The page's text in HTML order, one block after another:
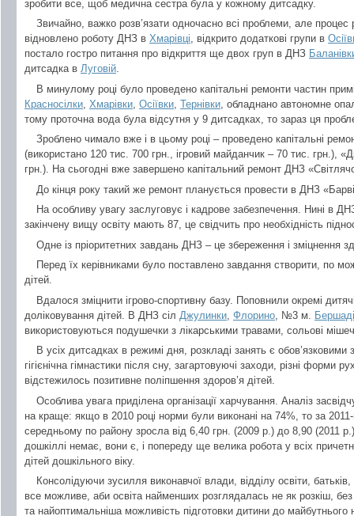
зробити все, щоб медична сестра була у кожному дитсадку.
Звичайно, важко розв’язати одночасно всі проблеми, але процес
відновлено роботу ДНЗ в Хмарівці, відкрито додаткові групи в
постало гостро питання про відкриття ще двох груп в ДНЗ
дитсадка в Луговій.
В минулому році було проведено капітальні ремонти частин
Красносілки Хмарівки Осіївки Тернівки , обладнано автономне
тому проточна вода була відсутня у 9 дитсадках, то зараз ця
Зроблено чимало вже і в цьому році – проведено капітальні
(використано 120 тис. 700 грн., ігровий майданчик – 70 тис. грн.),
грн.). На сьогодні вже завершено капітальний ремонт ДНЗ
До кінця року такий же ремонт планується провести в ДНЗ
На особливу увагу заслуговує і кадрове забезпечення. Нині в
закінчену вищу освіту мають 87, це свідчить про необхідність
Одне із пріоритетних завдань ДНЗ – це збереження і зміцнення
Перед їх керівниками було поставлено завдання створити, по
дітей.
Вдалося зміцнити ігрово-спортивну базу. Поповнили окремі
доліковування дітей. В ДНЗ сіл Джулинки Флорино , №3 м.
Бершаді
використовуються подушечки з лікарськими травами, сольові
В усіх дитсадках в режимі дня, розкладі занять є обов’язковими
гігієнічна гімнастики після сну, загартовуючі заходи, різні форми
відстежилось позитивне поліпшення здоров’я дітей.
Особлива увага приділена організації харчування. Аналіз
на краще: якщо в 2010 році норми були виконані на 74%, то за
середньому по району зросла від 6,40 грн. (2009 р.) до 8,90 (2011
дошкіллі немає, вони є, і попереду ще велика робота у всіх
дітей дошкільного віку.
Консолідуючи зусилля виконавчої влади, відділу освіти,
все можливе, аби освіта найменших розглядалась не як розкіш, без
та найоптимальніша можливість підготовки дитини до